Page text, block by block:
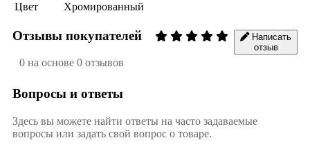
Цвет
Хромированный
Отзывы покупателей
0 на основе 0 отзывов
Написать
отзыв
Вопросы и ответы
Здесь вы можете найти ответы на часто задаваемые
вопросы или задать свой вопрос о товаре.